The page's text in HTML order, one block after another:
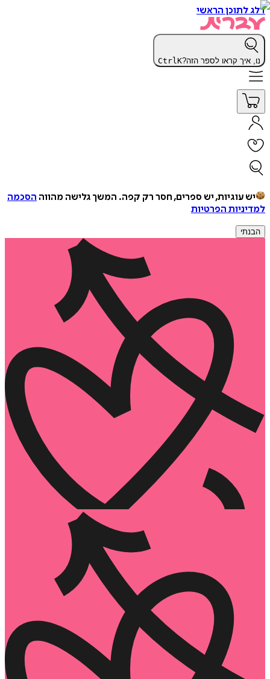
דלג לתוכן הראשי
נו, איך קראו לספר הזה? CtrlK
יש עוגיות, יש ספרים, חסר רק קפה. המשך גלישה מהווה הסכמה
למדיניות הפרטיות
הבנתי